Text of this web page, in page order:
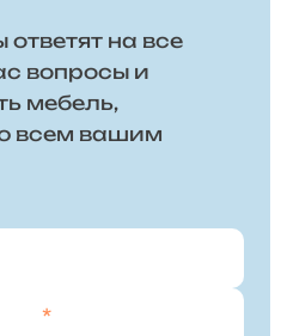
на все
вопросы и
мебель,
всем вашим
*